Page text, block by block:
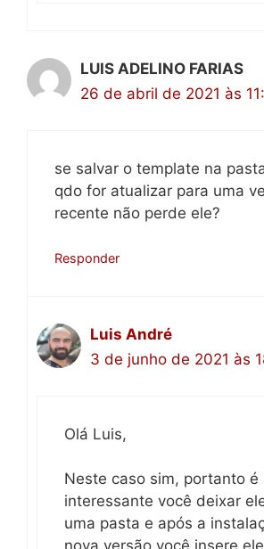
LUIS ADELINO FARIAS
26 de abril de 2021 às
se salvar o template na
qdo for atualizar para uma
recente não perde ele?
Responder
Luis André
3 de junho de 2021 às
Olá Luis,
Neste caso sim, portanto é
interessante você deixar
uma pasta e após a